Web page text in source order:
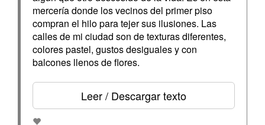
mercería donde los vecinos del primer piso
compran el hilo para tejer sus ilusiones. Las
calles de mi ciudad son de texturas diferentes,
colores pastel, gustos desiguales y con
balcones llenos de flores.
Leer / Descargar texto